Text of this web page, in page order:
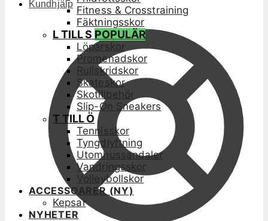
Kundhjälp
Fitness & Crosstraining
Fäktningsskor
L TILL S POPULÄR
Löparskor
Promenadskor
Rullskridskor
Skateskor
Skotillbehör
Slip-On Sneakers
T TILL Ö
Tennisskor
Tyngdlyftning
Utomhussandaler
Vandringsskor
Volleybollskor
ACCESSOARER (NY)
Kepsar
NYHETER